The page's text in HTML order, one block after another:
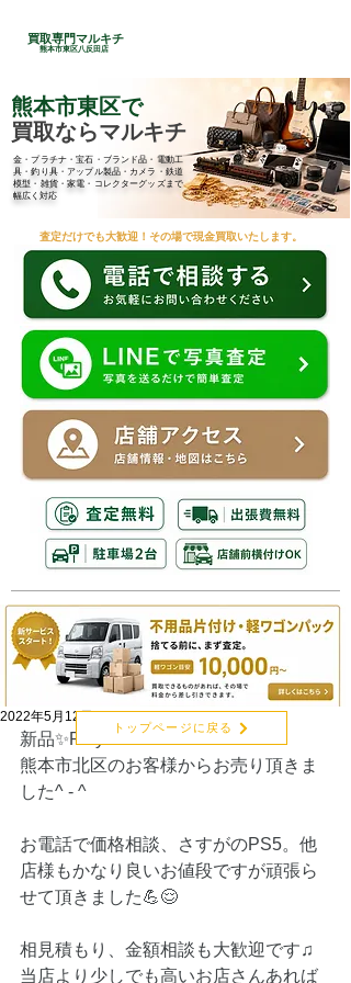
買取専門マルキチ
熊本市東区八反田店
熊本市東区で
買取ならマルキチ
金・プラチナ・宝石・ブランド品・電動工
具・釣り具・アップル製品・カメラ・鉄道
模型・雑貨・家電・コレクターグッズまで
幅広く対応
査定だけでも大歓迎！その場で現金買取いたします。
2022年5月12日
新品✨PlayStation5 CFI-1100A01
熊本市北区のお客様からお売り頂きま
した^ - ^
お電話で価格相談、さすがのPS5。他
店様もかなり良いお値段ですが頑張ら
せて頂きました💪😌
相見積もり、金額相談も大歓迎です♫
当店より少しでも高いお店さんあれば
トップページに戻る